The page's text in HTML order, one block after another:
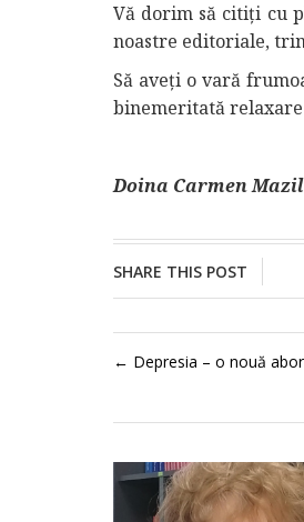
Vă dorim să citiți cu
noastre editoriale,
Să aveți o vară
binemeritată
Doina Carmen
SHARE THIS POST
← Depresia – o nouă